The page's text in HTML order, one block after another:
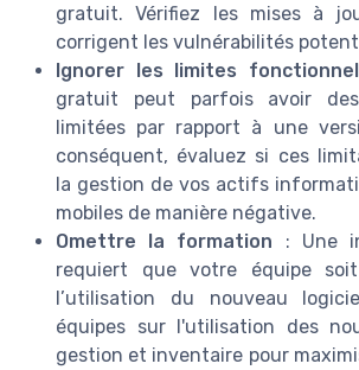
gratuit. Vérifiez les mises à
corrigent les vulnérabilités
Ignorer les limites
gratuit peut parfois avoir
limitées par rapport à une
conséquent, évaluez si ces
la gestion de vos actifs
mobiles de manière négative.
Omettre la formation : Une
requiert que votre équipe
l’utilisation du nouveau
équipes sur l'utilisation des
gestion et inventaire pour